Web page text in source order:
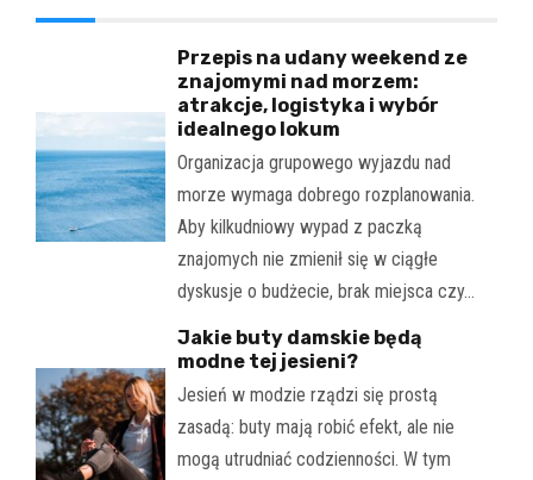
Przepis na udany weekend ze
znajomymi nad morzem:
atrakcje, logistyka i wybór
idealnego lokum
Organizacja grupowego wyjazdu nad
morze wymaga dobrego rozplanowania.
Aby kilkudniowy wypad z paczką
znajomych nie zmienił się w ciągłe
dyskusje o budżecie, brak miejsca czy…
Jakie buty damskie będą
modne tej jesieni?
Jesień w modzie rządzi się prostą
zasadą: buty mają robić efekt, ale nie
mogą utrudniać codzienności. W tym